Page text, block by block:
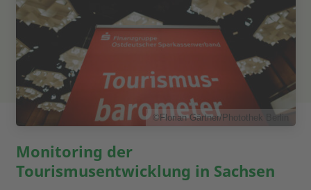
©Florian Gärtner/Photothek Berlin
Monitoring der
Tourismusentwicklung in Sachsen